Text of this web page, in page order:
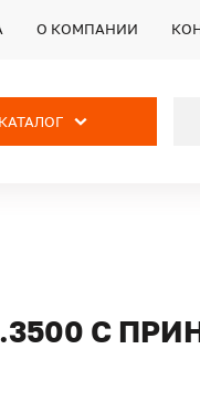
О КОМПАНИИ
КАТАЛОГ
С